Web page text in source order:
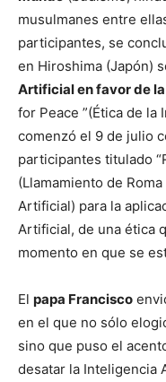
musulmanes entre
participantes, se
en Hiroshima (Japón)
Artificial en favor de la
for Peace ”(Ética de
comenzó el 9 de julio
participantes titulado
(Llamamiento de
Artificial) para la
Artificial, de una ética
momento en que se
El papa Francisco
en el que no sólo
sino que puso el
desatar la Inteligencia